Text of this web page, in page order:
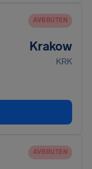
AVBRUTEN
Krakow
KRK
AVBRUTEN